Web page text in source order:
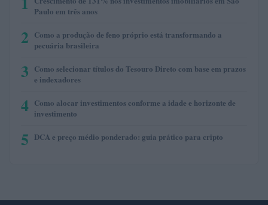
Paulo em três anos
2 Como a produção de feno próprio está transformando a
pecuária brasileira
3 Como selecionar títulos do Tesouro Direto com base em prazos
e indexadores
4 Como alocar investimentos conforme a idade e horizonte de
investimento
5 DCA e preço médio ponderado: guia prático para cripto